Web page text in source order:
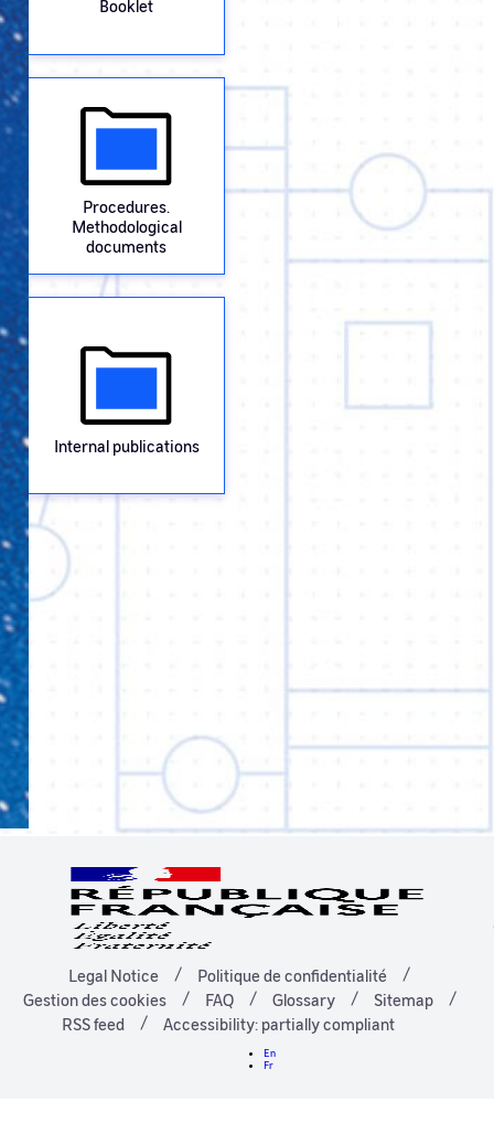
Booklet
Procedures.
Methodological
documents
Internal publications
Legal Notice
Politique de confidentialité
Gestion des cookies
FAQ Glossary
Sitemap
RSS feed
Accessibility: partially compliant
En
Fr